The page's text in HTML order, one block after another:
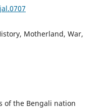
Motherland, War,
of the Bengali nation